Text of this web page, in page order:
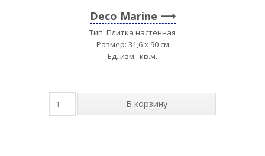
Deco Marine
Тип: Плитка настенная
Размер: 31,6 x 90 см
Ед. изм.: кв.м.